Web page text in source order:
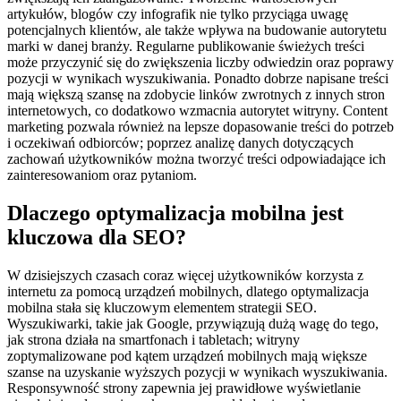
artykułów, blogów czy infografik nie tylko przyciąga uwagę
potencjalnych klientów, ale także wpływa na budowanie autorytetu
marki w danej branży. Regularne publikowanie świeżych treści
może przyczynić się do zwiększenia liczby odwiedzin oraz poprawy
pozycji w wynikach wyszukiwania. Ponadto dobrze napisane treści
mają większą szansę na zdobycie linków zwrotnych z innych stron
internetowych, co dodatkowo wzmacnia autorytet witryny. Content
marketing pozwala również na lepsze dopasowanie treści do potrzeb
i oczekiwań odbiorców; poprzez analizę danych dotyczących
zachowań użytkowników można tworzyć treści odpowiadające ich
zainteresowaniom oraz pytaniom.
Dlaczego optymalizacja mobilna jest
kluczowa dla SEO?
W dzisiejszych czasach coraz więcej użytkowników korzysta z
internetu za pomocą urządzeń mobilnych, dlatego optymalizacja
mobilna stała się kluczowym elementem strategii SEO.
Wyszukiwarki, takie jak Google, przywiązują dużą wagę do tego,
jak strona działa na smartfonach i tabletach; witryny
zoptymalizowane pod kątem urządzeń mobilnych mają większe
szanse na uzyskanie wyższych pozycji w wynikach wyszukiwania.
Responsywność strony zapewnia jej prawidłowe wyświetlanie